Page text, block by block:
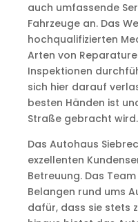
auch umfassende
Fahrzeuge an. Das
hochqualifizierten
Arten von
Inspektionen
sich hier darauf
besten Händen ist
Straße gebracht wird.
Das Autohaus
exzellenten
Betreuung. Das
Belangen rund ums
dafür, dass sie stets